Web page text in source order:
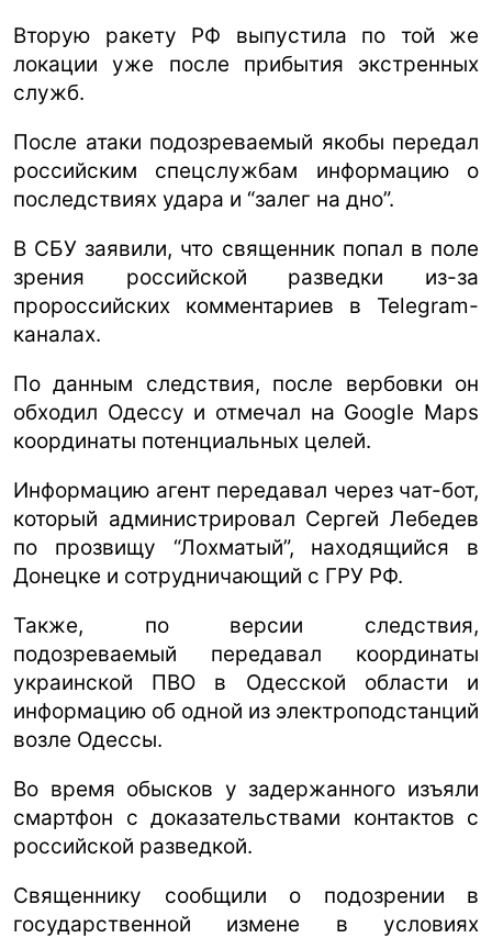
Вторую ракету РФ выпустила по той же
локации уже после прибытия экстренных
служб.
После атаки подозреваемый якобы передал
российским спецслужбам информацию о
последствиях удара и “залег на дно”.
В СБУ заявили, что священник попал в поле
зрения российской разведки из-за
пророссийских комментариев в Telegram-
каналах.
По данным следствия, после вербовки он
обходил Одессу и отмечал на Google Maps
координаты потенциальных целей.
Информацию агент передавал через чат-бот,
который администрировал Сергей Лебедев
по прозвищу “Лохматый”, находящийся в
Донецке и сотрудничающий с ГРУ РФ.
Также, по версии следствия,
подозреваемый передавал координаты
украинской ПВО в Одесской области и
информацию об одной из электроподстанций
возле Одессы.
Во время обысков у задержанного изъяли
смартфон с доказательствами контактов с
российской разведкой.
Священнику сообщили о подозрении в
государственной измене в условиях